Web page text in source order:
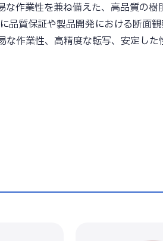
作業性を兼ね備えた、高品質の樹
品質保証や製品開発における断面
な作業性、高精度な転写、安定した